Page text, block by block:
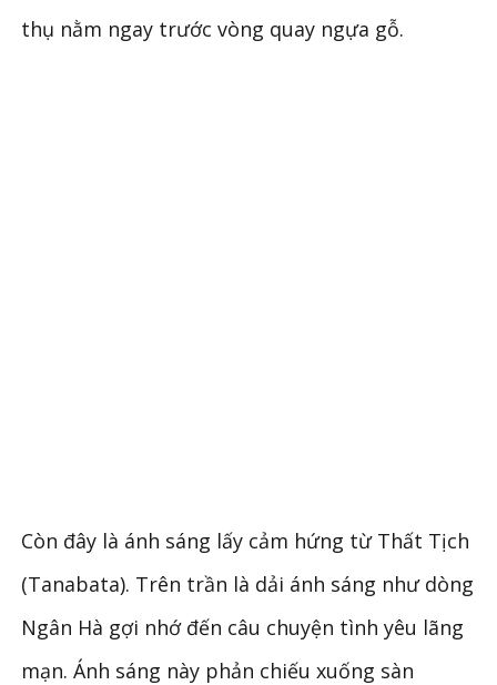
thụ nằm ngay trước vòng quay ngựa gỗ.
Còn đây là ánh sáng lấy cảm hứng từ Thất Tịch
(Tanabata). Trên trần là dải ánh sáng như dòng
Ngân Hà gợi nhớ đến câu chuyện tình yêu lãng
mạn. Ánh sáng này phản chiếu xuống sàn